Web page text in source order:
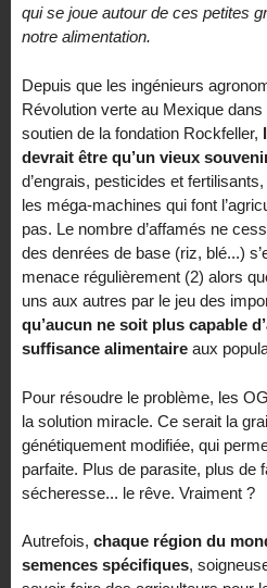
qui se joue autour de ces petites
notre alimentation.
Depuis que les ingénieurs
Révolution verte au Mexique
soutien de la fondation Rockfeller,
devrait être qu’un vieux
d’engrais, pesticides et
les méga-machines qui font
pas. Le nombre d’affamés ne
des denrées de base (riz, blé...)
menace régulièrement (2) alors
uns aux autres par le jeu des
qu’aucun ne soit plus capable
suffisance alimentaire aux
Pour résoudre le problème, les
la solution miracle. Ce serait la
génétiquement modifiée, qui
parfaite. Plus de parasite, plus de
sécheresse... le rêve. Vraiment ?
Autrefois, chaque région du
semences spécifiques,